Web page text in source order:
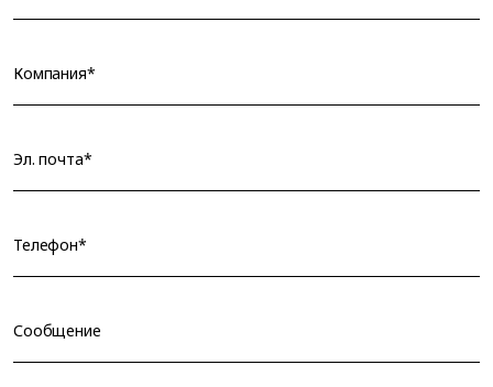
Компания*
Эл. почта*
Телефон*
Сообщение